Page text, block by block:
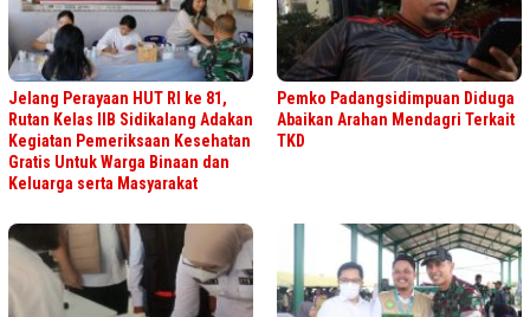
Jelang Perayaan HUT RI ke 81,
Rutan Kelas IIB Sidikalang Adakan
Kegiatan Pemeriksaan Kesehatan
Gratis Untuk Warga Binaan dan
Keluarga serta Masyarakat
Pemko Padangsidimpuan Diduga
Abaikan Arahan Mendagri Terkait
TKD